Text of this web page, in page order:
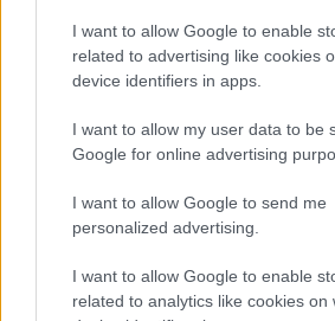
I want to allow Google to enable
related to advertising like cookies
device identifiers in apps.
I want to allow my user data to be
Google for online advertising
I want to allow Google to send me
personalized advertising.
I want to allow Google to enable
related to analytics like cookies on
το δικό του προσωπικό στυλ και
διαφορετικές αποχρώσεις,
διακόσμηση με χειροποίητα
καθώς και πλήρη εξοπλισμό σε
για μία άνετη και ευχάριστη